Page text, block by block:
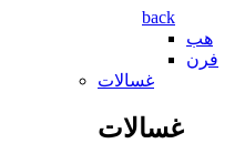
back
هب
فرن
غسالات
غسالات